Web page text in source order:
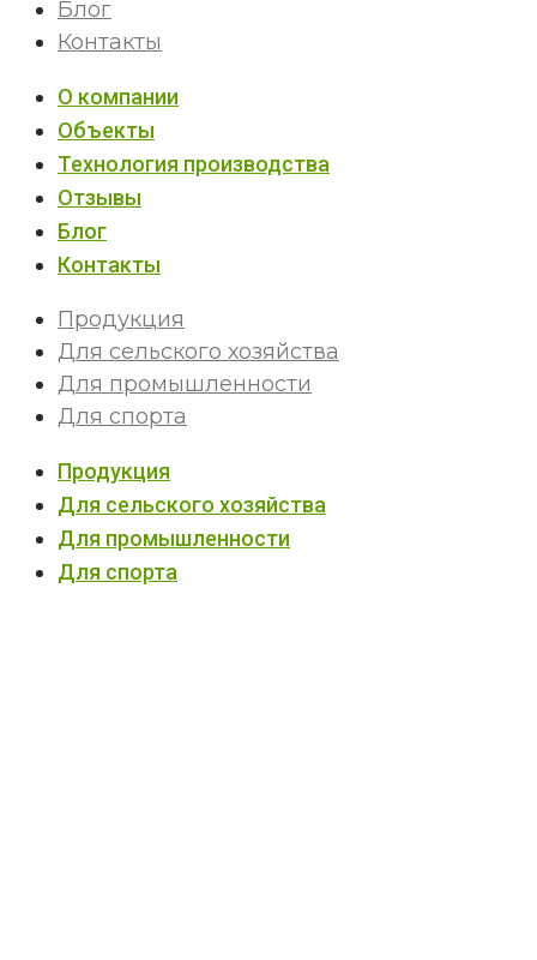
Блог
Контакты
О компании
Объекты
Технология производства
Отзывы
Блог
Контакты
Продукция
Для сельского хозяйства
Для промышленности
Для спорта
Продукция
Для сельского хозяйства
Для промышленности
Для спорта